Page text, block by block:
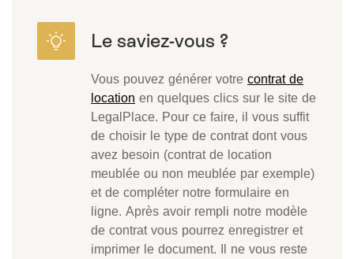
Vous pouvez générer votre contrat de
location en quelques clics sur le site de
LegalPlace. Pour ce faire, il vous suffit
de choisir le type de contrat dont vous
avez besoin (contrat de location
meublée ou non meublée par exemple)
et de compléter notre formulaire en
ligne. Après avoir rempli notre modèle
de contrat vous pourrez enregistrer et
imprimer le document. Il ne vous reste